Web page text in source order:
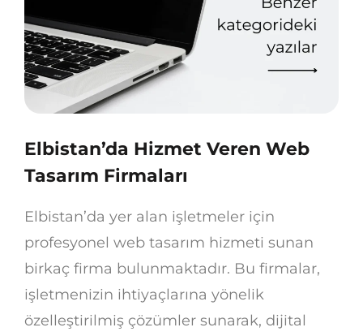
Elbistan’da Hizmet Veren Web
Tasarım Firmaları
Elbistan’da yer alan işletmeler için
profesyonel web tasarım hizmeti sunan
birkaç firma bulunmaktadır. Bu firmalar,
işletmenizin ihtiyaçlarına yönelik
özelleştirilmiş çözümler sunarak, dijital